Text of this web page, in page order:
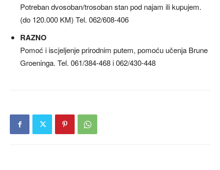
Potreban dvosoban/trosoban stan pod najam ili kupujem.
(do 120.000 KM) Tel. 062/608-406
RAZNO
Pomoć i iscjeljenje prirodnim putem, pomoću učenja Brune
Groeninga. Tel. 061/384-468 i 062/430-448